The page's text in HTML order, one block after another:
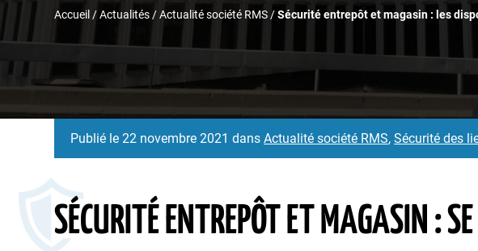
Accueil /Actualités /Actualité société RMS /Sécurité entrepôt et magasin : les
Publié le 22 novembre 2021 dansActualité société RMS,Sécurité des
SÉCURITÉ ENTREPÔT ET MAGASIN :